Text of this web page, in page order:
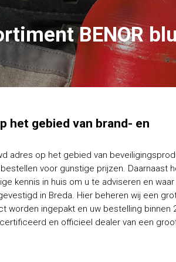
BENOR
het gebied van brand- en
adres op het gebied van
voor gunstige prijzen. Daarnaast
kennis in huis om u te adviseren en
in Breda. Hier beheren wij een
ingepakt en uw bestelling binnen